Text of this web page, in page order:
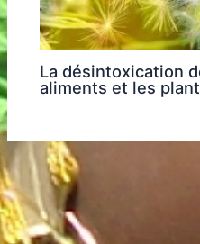
La désintoxication
aliments et les